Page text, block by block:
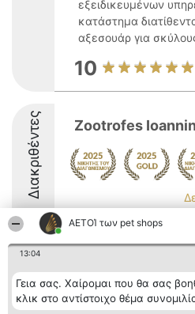
ΑΕΤΟΊ των pet shops
13:04
Γεια σας. Χαίρομαι που θα σας
κλικ στο αντίστοιχο θέμα
εξειδικευμένων
κατάστημα
αξεσουάρ για
10
Διακριθέντες Zootrofes
9.6
Διοργανωτής της
κατάταξης
BEAUTIFUL COMPANY
Λίστα όλων